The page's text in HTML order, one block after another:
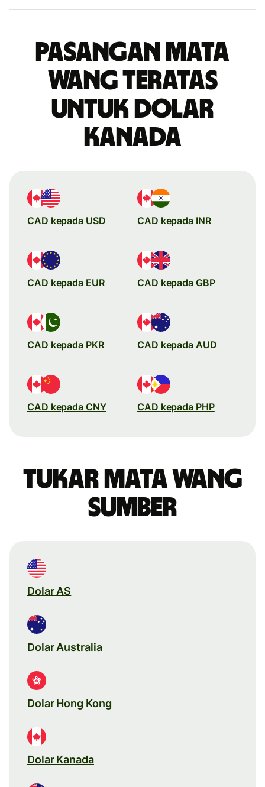
Pasangan mata
wang teratas
untuk dolar
Kanada
CAD kepada USD CAD kepada INR
CAD kepada EUR CAD kepada GBP
CAD kepada PKR CAD kepada AUD
CAD kepada CNY CAD kepada PHP
Tukar mata wang
sumber
Dolar AS
Dolar Australia
Dolar Hong Kong
Dolar Kanada